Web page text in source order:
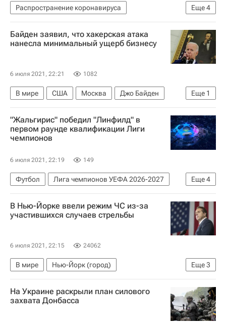
Еще4
Распространение коронавируса
Волгоградская область
Коронавирус COVID-19
Байден заявил, что хакерская атака
нанесла минимальный ущерб бизнесу
6 июля 2021, 22:21 1082
Еще 1
В мире США Москва
Джо Байден
Россия
"Жальгирис" победил "Линфилд" в
первом раунде квалификации Лиги
чемпионов
6 июля 2021, 22:19 149
Еще4
Футбол
Лига чемпионов УЕФА 2026-2027
Жальгирис (Вильнюс)
Линфилд
ЧФР
Борац (Баня-Лука)
В Нью-Йорке ввели режим ЧС из-за
участившихся случаев стрельбы
6 июля 2021, 22:15 24062
Еще3
В мире
Нью-Йорк (город)
Здоровье - Общество
Эндрю Куомо (губернатор штата Нью-Йорк)
На Украине раскрыли план силового
захвата Донбасса